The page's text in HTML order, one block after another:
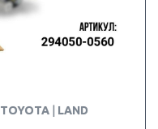
TOYOTA
LAND